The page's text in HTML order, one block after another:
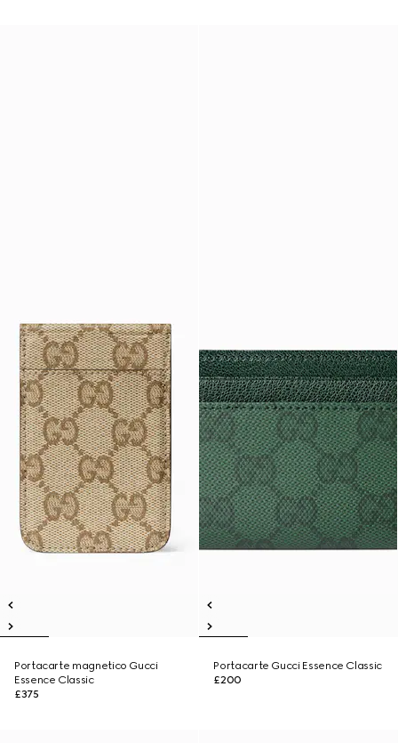
Portacarte magnetico Gucci
Essence Classic
£375
Portacarte Gucci Essence Classic
£200